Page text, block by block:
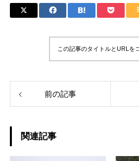
この記事のタイトルとURLを
前の記事
関連記事